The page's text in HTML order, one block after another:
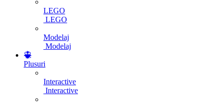
LEGO
LEGO
Modelaj
Modelaj
Plusuri
Interactive
Interactive